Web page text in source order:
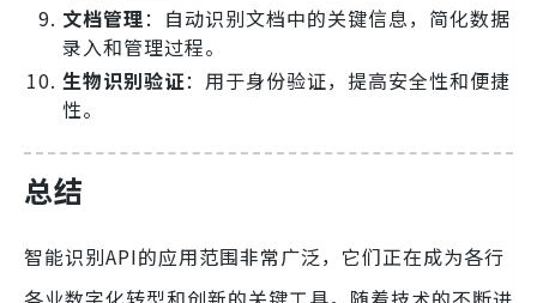
文档管理：自动识别文档中的关键信息，简化数据
录入和管理过程。
生物识别验证：用于身份验证，提高安全性和便捷
性。
总结
智能识别API的应用范围非常广泛，它们正在成为各行